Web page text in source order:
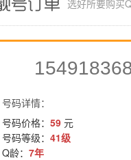
选好所要购买
号码详情：
号码价格： 59 元
号码等级： 41级
Q龄： 7年